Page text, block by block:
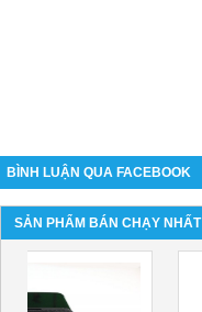
BÌNH LUẬN QUA FACEBOOK
SẢN PHẨM BÁN CHẠY NHẤT